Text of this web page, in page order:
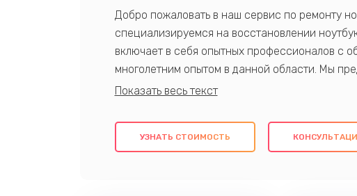
Добро пожаловать в наш сервис по ремонту
специализируемся на восстановлении
включает в себя опытных профессионалов с
многолетним опытом в данной области. Мы
качественный ремонт с использованием
клиентам надежное и профессиональное
потребности наилучшим образом. Не медлите
УЗНАТЬ СТОИМОСТЬ